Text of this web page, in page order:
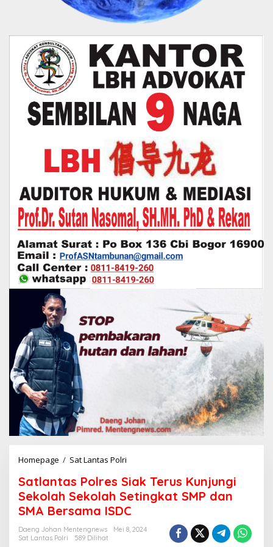
Homepage / Sat Lantas Polri
t
l
a
n
t
Satlantas Polres Siak Terus Kunjungi
Sekolah Sekolah Setingkat SMP dan
SMA Bersama ISDC
Daeng Johan Mentengnews
Mei 8, 2024
Sat Lantas Polri
589 Dilihat